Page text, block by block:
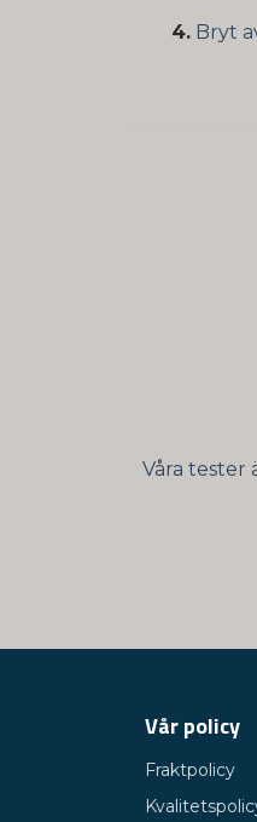
4. Bryt
Våra tester
Vår policy
Fraktpolicy